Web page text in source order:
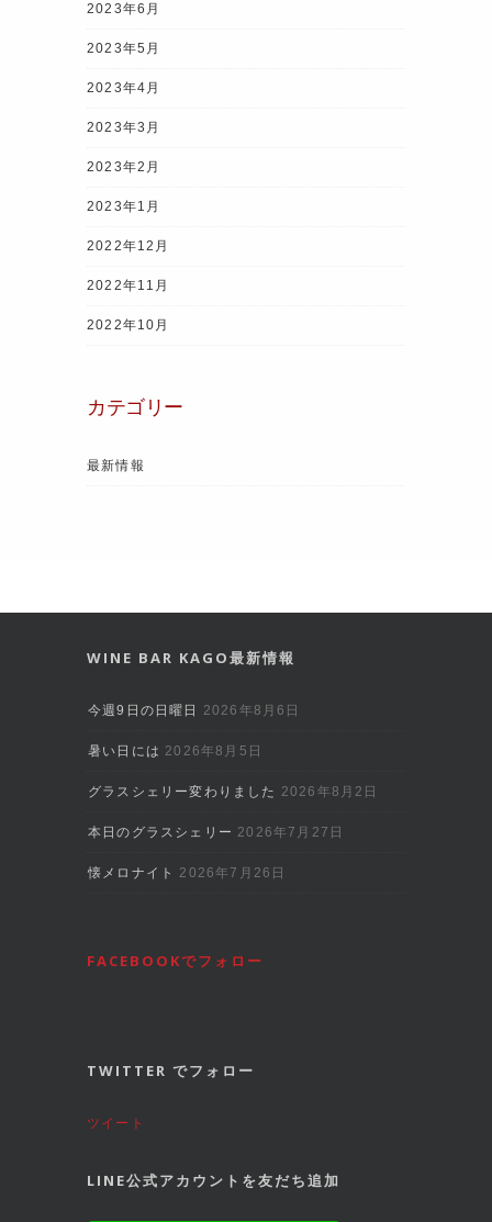
2023年6月
2023年5月
2023年4月
2023年3月
2023年2月
2023年1月
2022年12月
2022年11月
2022年10月
カテゴリー
最新情報
WINE BAR KAGO最新情報
今週9日の日曜日 2026年8月6日
暑い日には 2026年8月5日
グラスシェリー変わりました 2026年8月2日
本日のグラスシェリー 2026年7月27日
懐メロナイト 2026年7月26日
FACEBOOKでフォロー
TWITTER でフォロー
ツイート
LINE公式アカウントを友だち追加